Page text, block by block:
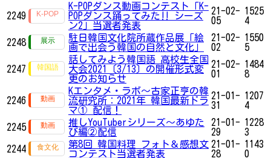
2249
K-POPダンス動画コンテスト「K-
POPダンス踊ってみた‼ シーズ
ン2」​​​​​​当選者発表
21-02-
05
1525
4
2248
駐日韓国文化院所蔵作品展「絵
画で出会う韓国の自然と文化」
21-02-
02
1550
5
2247
話してみよう韓国語 高校生全国
大会2021〔3/13〕の開催形式変
更のお知らせ
21-02-
01
1484
8
2246
Kエンタメ・ラボ～古家正亨の韓
流研究所：2021年 韓国最新ドラ
マ① 配信！
21-01-
31
1207
4
2245
推しYouTuberシリーズ〜あゆた
び編②配信
21-01-
29
1228
3
2244
第8回 韓国料理 フォト＆感想文
コンテスト当選者発表
21-01-
28
1143
0